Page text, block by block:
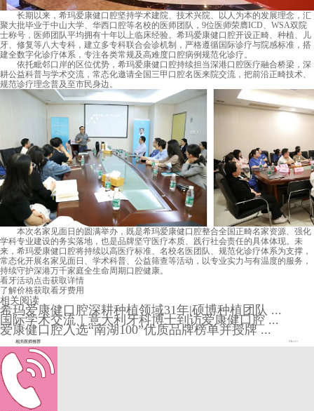
长期以来，希玛爱康健口腔坚持学术建院、技术兴院、以人为本的发展理念，汇
聚大批毕业于中山大学、华西口腔等名校的医师团队，9位医师荣膺ICD、WSA双院
士称号，医师团队平均拥有十年以上临床经验。希玛爱康健口腔开设正畸、种植、儿
牙、修复等八大专科，建立多专科联合会诊机制，严格遵循国际诊疗与院感标准，搭
建全数字化诊疗体系，专注各类常规及高难度口腔病例规范化诊疗。
依托毗邻口岸的区位优势，希玛爱康健口腔持续担当深港口腔医疗融合桥梁，深
耕公益科普与学术交流，常态化邀请全国三甲口腔名医来院交流，把前沿正畸技术、
规范诊疗理念普及至市民身边。
本次名家见面日的圆满举办，既是希玛爱康健口腔整合全国正畸名家资源、强化
学科专业建设的务实落地，也是品牌坚守医疗本质、践行社会责任的具体体现。未
来，希玛爱康健口腔将持续以高医疗标准、名校名医团队、规范化诊疗体系为支撑，
常态化开展名家见面日、学术科普、公益筛查等活动，以专业实力与有温度的服务，
持续守护深港万千家庭全生命周期口腔健康。
看牙活动点击获取详情
了解价格获取看牙费用
相关阅读
希玛爱康健口腔深耕种植领域31年|硕博种植团队 ...
国际学术交流｜意大利牙科博士到访爱康健口腔 ...
爱康健口腔入选“南湖100”优质品牌榜单并授牌 ...
相关医师推荐 More+